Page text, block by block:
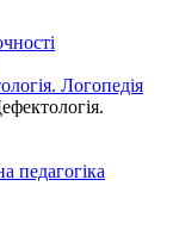
Логопедія
педагогіка